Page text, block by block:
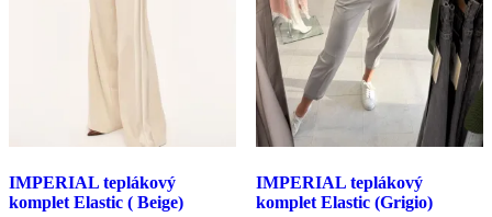
IMPERIAL teplákový
komplet Elastic ( Beige)
IMPERIAL teplákový
komplet Elastic (Grigio)